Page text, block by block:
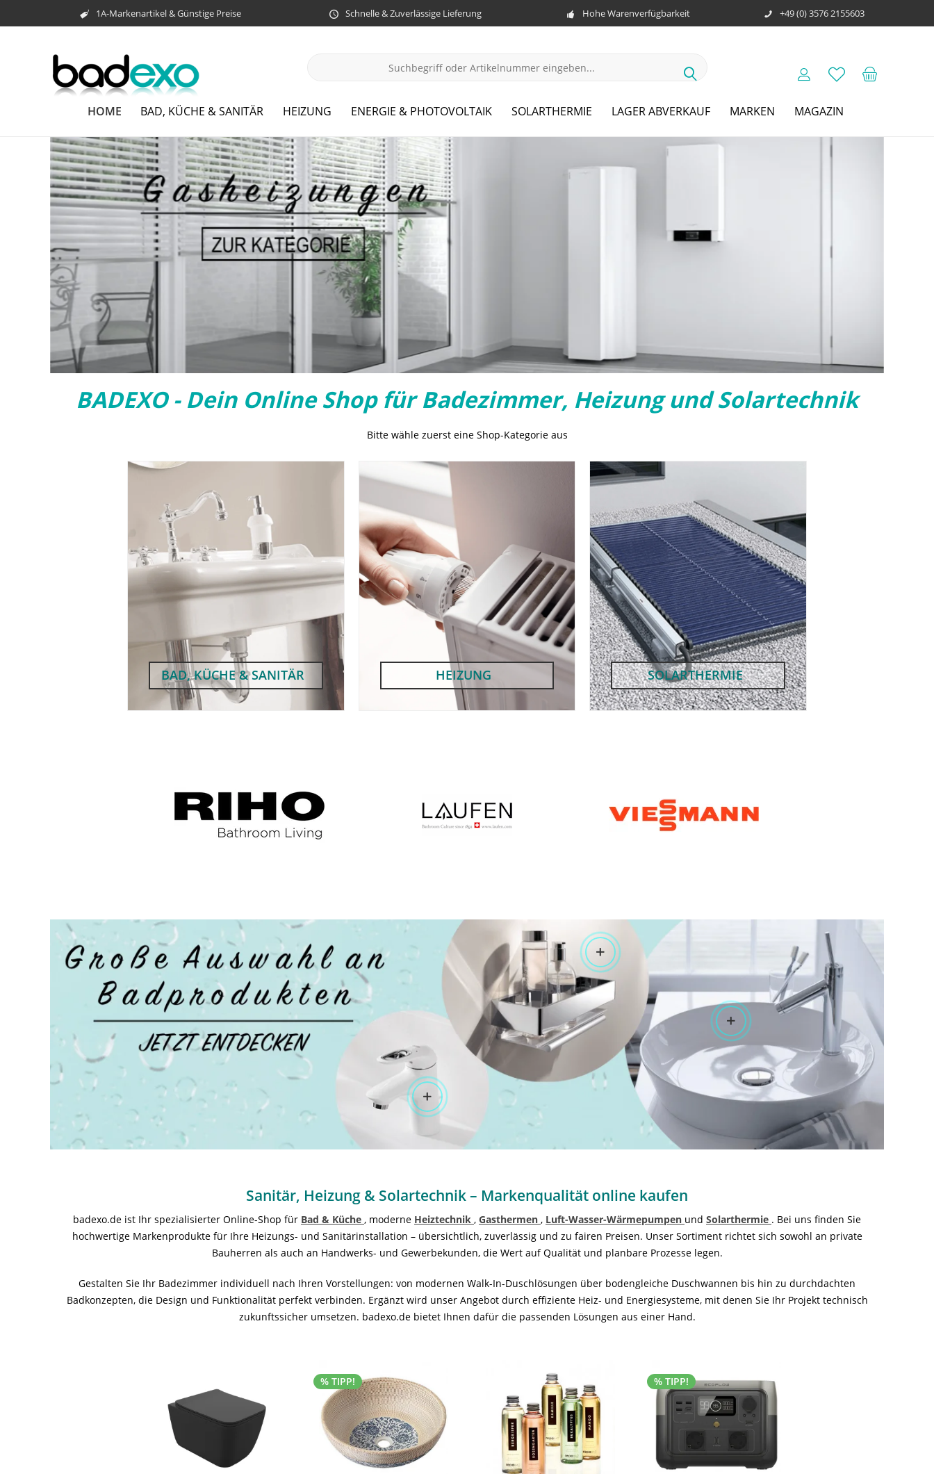
1A-Markenartikel & Günstige Preise Schnelle & Zuverlässige Lieferung Hohe Warenverfügbarkeit +49 (0) 3576 2155603
HOME BAD, KÜCHE & SANITÄR HEIZUNG ENERGIE & PHOTOVOLTAIK SOLARTHERMIE LAGER ABVERKAUF MARKEN MAGAZIN
BADEXO - Dein Online Shop für Badezimmer, Heizung und Solartechnik
Bitte wähle zuerst eine Shop-Kategorie aus
BAD, KÜCHE & SANITÄR HEIZUNG SOLARTHERMIE
Sanitär, Heizung & Solartechnik – Markenqualität online kaufen
badexo.de ist Ihr spezialisierter Online-Shop für Bad & Küche , moderne Heiztechnik , Gasthermen , Luft-Wasser-Wärmepumpen und Solarthermie . Bei uns finden Sie
hochwertige Markenprodukte für Ihre Heizungs- und Sanitärinstallation – übersichtlich, zuverlässig und zu fairen Preisen. Unser Sortiment richtet sich sowohl an private
Bauherren als auch an Handwerks- und Gewerbekunden, die Wert auf Qualität und planbare Prozesse legen.
Gestalten Sie Ihr Badezimmer individuell nach Ihren Vorstellungen: von modernen Walk-In-Duschlösungen über bodengleiche Duschwannen bis hin zu durchdachten
Badkonzepten, die Design und Funktionalität perfekt verbinden. Ergänzt wird unser Angebot durch effiziente Heiz- und Energiesysteme, mit denen Sie Ihr Projekt technisch
zukunftssicher umsetzen. badexo.de bietet Ihnen dafür die passenden Lösungen aus einer Hand.
% TIPP! % TIPP!